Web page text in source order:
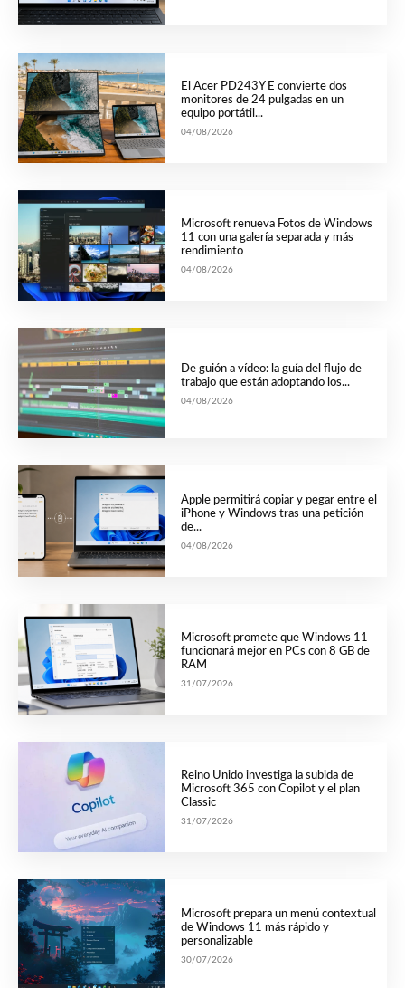
El Acer PD243Y E convierte dos
monitores de 24 pulgadas en un
equipo portátil...
04/08/2026
Microsoft renueva Fotos de Windows
11 con una galería separada y más
rendimiento
04/08/2026
De guión a vídeo: la guía del flujo de
trabajo que están adoptando los...
04/08/2026
Apple permitirá copiar y pegar entre el
iPhone y Windows tras una petición
de...
04/08/2026
Microsoft promete que Windows 11
funcionará mejor en PCs con 8 GB de
RAM
31/07/2026
Reino Unido investiga la subida de
Microsoft 365 con Copilot y el plan
Classic
31/07/2026
Microsoft prepara un menú contextual
de Windows 11 más rápido y
personalizable
30/07/2026